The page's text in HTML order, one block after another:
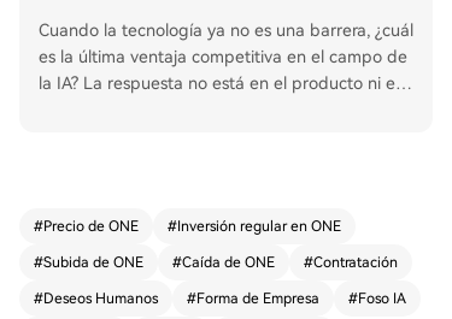
Cuando la tecnología ya no es una barrera, ¿cuál
es la última ventaja competitiva en el campo de
la IA? La respuesta no está en el producto ni en l
stema" subyacente de una empresa: cómo atrae
iza su conocimiento y crea un ciclo virtuoso de tr
abajo que genera intereses compuestos. Las me
#Precio de ONE #Inversión regular en ONE
#Subida de ONE #Caída de ONE #Contratación
#Deseos Humanos #Forma de Empresa #Foso IA